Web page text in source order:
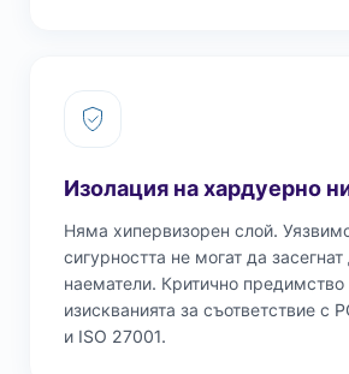
Изолация на хардуерно
Няма хипервизорен слой.
сигурността не могат да засегнат
наематели. Критично предимство
изискванията за съответствие с
и ISO 27001.